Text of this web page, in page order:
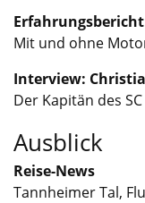
Erfahrungsbericht
Mit und ohne
Interview:
Der Kapitän des
Ausblick
Reise-News
Tannheimer Tal,